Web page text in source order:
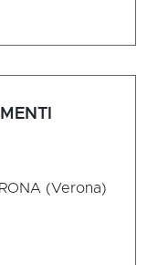
(Verona)